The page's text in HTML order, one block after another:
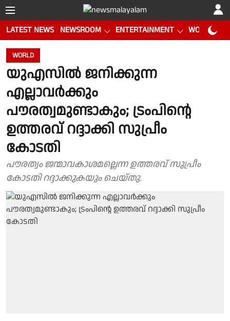
LATEST NEWS NEWSROOM ENTERTAINMENT WORLD CUP
WORLD
യുഎസിൽ ജനിക്കുന്ന
എല്ലാവര്‍ക്കും
പൗരത്വമുണ്ടാകും; ട്രംപിന്റെ
ഉത്തരവ് റദ്ദാക്കി സുപ്രീം
കോടതി
പൗരത്വം ജന്മാവകാശമല്ലെന്ന ഉത്തരവ് സുപ്രീം
കോടതി റദ്ദാക്കുകയും ചെയ്തു.